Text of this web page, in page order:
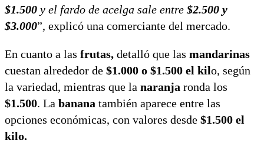
$1.500 y el fardo de acelga sale entre $2.500 y
$3.000”, explicó una comerciante del mercado.
En cuanto a las frutas, detalló que las mandarinas
cuestan alrededor de $1.000 o $1.500 el kilo, según
la variedad, mientras que la naranja ronda los
$1.500. La banana también aparece entre las
opciones económicas, con valores desde $1.500 el
kilo.